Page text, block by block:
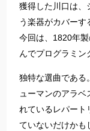
獲得した川口は、
う楽器がカバーす
今回は、1820年
んでプログラミン
独特な選曲である
ューマンのアラベ
れているレパート
ていないだけかも